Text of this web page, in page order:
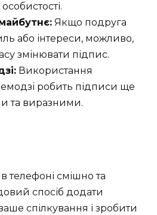
Якщо подруга
або інтереси, можливо,
змінювати підпис.
Використання
робить підписи ще
та виразними.
телефоні смішно та
спосіб додати
спілкування і зробити